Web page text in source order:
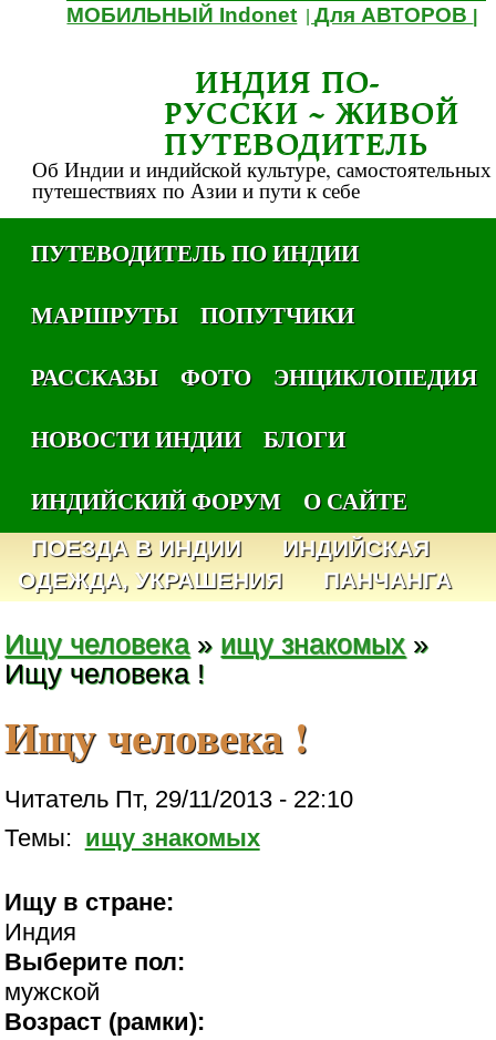
МОБИЛЬНЫЙ Indonet |Для АВТОРОВ
ИНДИЯ ПО-
РУССКИ ~ ЖИВОЙ
ПУТЕВОДИТЕЛЬ
Об Индии и индийской культуре, самостоятельных
путешествиях по Азии и пути к себе
ПУТЕВОДИТЕЛЬ ПО ИНДИИ
МАРШРУТЫ
ПОПУТЧИКИ
РАССКАЗЫ
ФОТО
ЭНЦИКЛОПЕДИЯ
НОВОСТИ ИНДИИ
БЛОГИ
ИНДИЙСКИЙ ФОРУМ
О САЙТЕ
ПОЕЗДА В ИНДИИ
ИНДИЙСКАЯ
ОДЕЖДА, УКРАШЕНИЯ
ПАНЧАНГА
Ищу человека » ищу знакомых »
Ищу человека !
Ищу человека !
Читатель Пт, 29/11/2013 - 22:10
Темы: ищу знакомых
Ищу в стране:
Индия
Выберите пол:
мужской
Возраст (рамки):